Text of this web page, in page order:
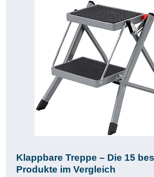
Klappbare Treppe – Die 15
Produkte im Vergleich